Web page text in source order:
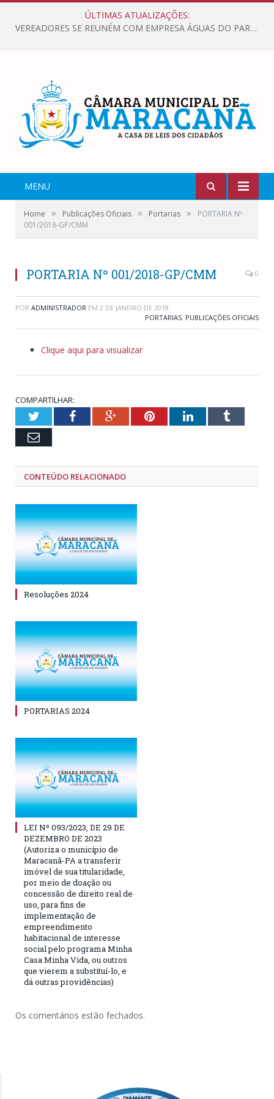
ÚLTIMAS ATUALIZAÇÕES:
VEREADORES SE REUNÉM COM EMPRESA ÁGUAS DO PARÁ, PARA APRESENTAR REIVINDICAÇÕES E MELHORIAS NA QUALIDADE DOS SERVIÇOS OFERECIDOS Á POPULAÇÃO.
MENU
Home » Publicações Oficiais » Portarias »
PORTARIA Nº
001/2018-GP/CMM
PORTARIA Nº 001/2018-GP/CMM 0
POR ADMINISTRADOR EM 2 DE JANEIRO DE 2018
PORTARIAS, PUBLICAÇÕES OFICIAIS
Clique aqui para visualizar
COMPARTILHAR:
TwitterFacebookGoogle+PinterestLinkedInTumblr
Email
CONTEÚDO RELACIONADO
Resoluções 2024
PORTARIAS 2024
LEI Nº 093/2023, DE 29 DE
DEZEMBRO DE 2023
(Autoriza o município de
Maracanã-PA a transferir
imóvel de sua titularidade,
por meio de doação ou
concessão de direito real de
uso, para fins de
implementação de
empreendimento
habitacional de interesse
social pelo programa Minha
Casa Minha Vida, ou outros
que vierem a substituí-lo, e
dá outras providências)
Os comentários estão fechados.